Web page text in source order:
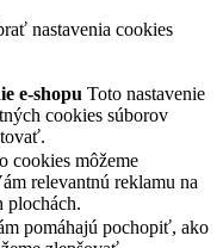
nastavenia cookies
e-shopu Toto nastavenie
cookies súborov
cookies môžeme
relevantnú reklamu na
plochách.
pomáhajú pochopiť, ako